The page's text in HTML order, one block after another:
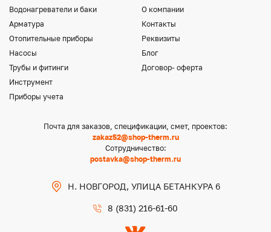
Водонагреватели и баки
Арматура
Отопительные приборы
Насосы
Трубы и фитинги
Инструмент
Приборы учета
О компании
Контакты
Реквизиты
Блог
Договор- оферта
Почта для заказов, спецификации, смет, проектов:
zakaz52@shop-therm.ru
Сотрудничество:
postavka@shop-therm.ru
Н. НОВГОРОД, УЛИЦА БЕТАНКУРА 6
8 (831) 216-61-60